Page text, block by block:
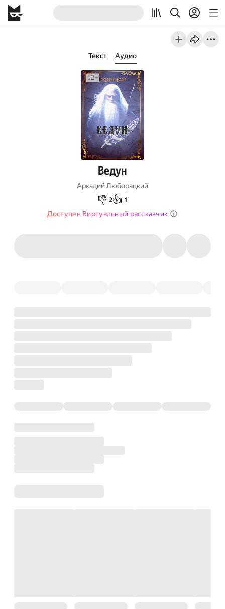
Текст Аудио
Ведун
Аркадий Люборацкий
👎 2👍 1
Доступен Виртуальный рассказчик